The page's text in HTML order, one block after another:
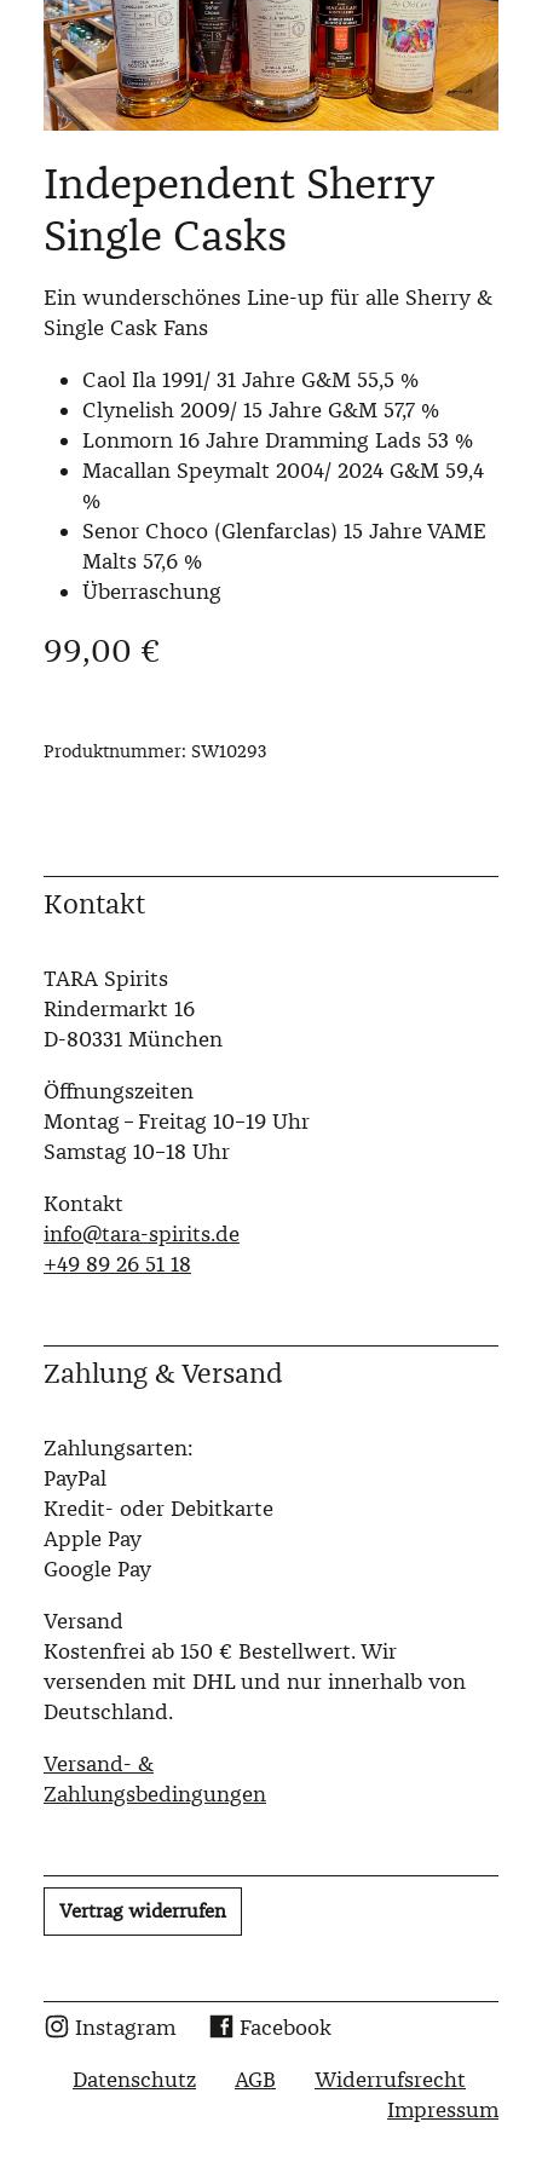
Independent Sherry
Single Casks
Ein wunderschönes Line-up für alle Sherry &
Single Cask Fans
Caol Ila 1991/ 31 Jahre G&M 55,5 %
Clynelish 2009/ 15 Jahre G&M 57,7 %
Lonmorn 16 Jahre Dramming Lads 53 %
Macallan Speymalt 2004/ 2024 G&M 59,4
%
Senor Choco (Glenfarclas) 15 Jahre VAME
Malts 57,6 %
Überraschung
Regulärer Preis:
99,00 €
Produktnummer: SW10293
Kontakt
TARA Spirits
Rindermarkt 16
D-80331 München
Öffnungszeiten
Montag – Freitag 10–19 Uhr
Samstag 10–18 Uhr
Kontakt
info@tara-spirits.de
‭+49 89 26 51 18‬
Zahlung & Versand
Zahlungsarten:
PayPal
Kredit- oder Debitkarte
Apple Pay
Google Pay
Versand
Kostenfrei ab 150 € Bestellwert. Wir
versenden mit DHL und nur innerhalb von
Deutschland.
Versand- &
Zahlungsbedingungen
Vertrag widerrufen
Instagram
Facebook
Datenschutz
AGB
Widerrufsrecht
Impressum